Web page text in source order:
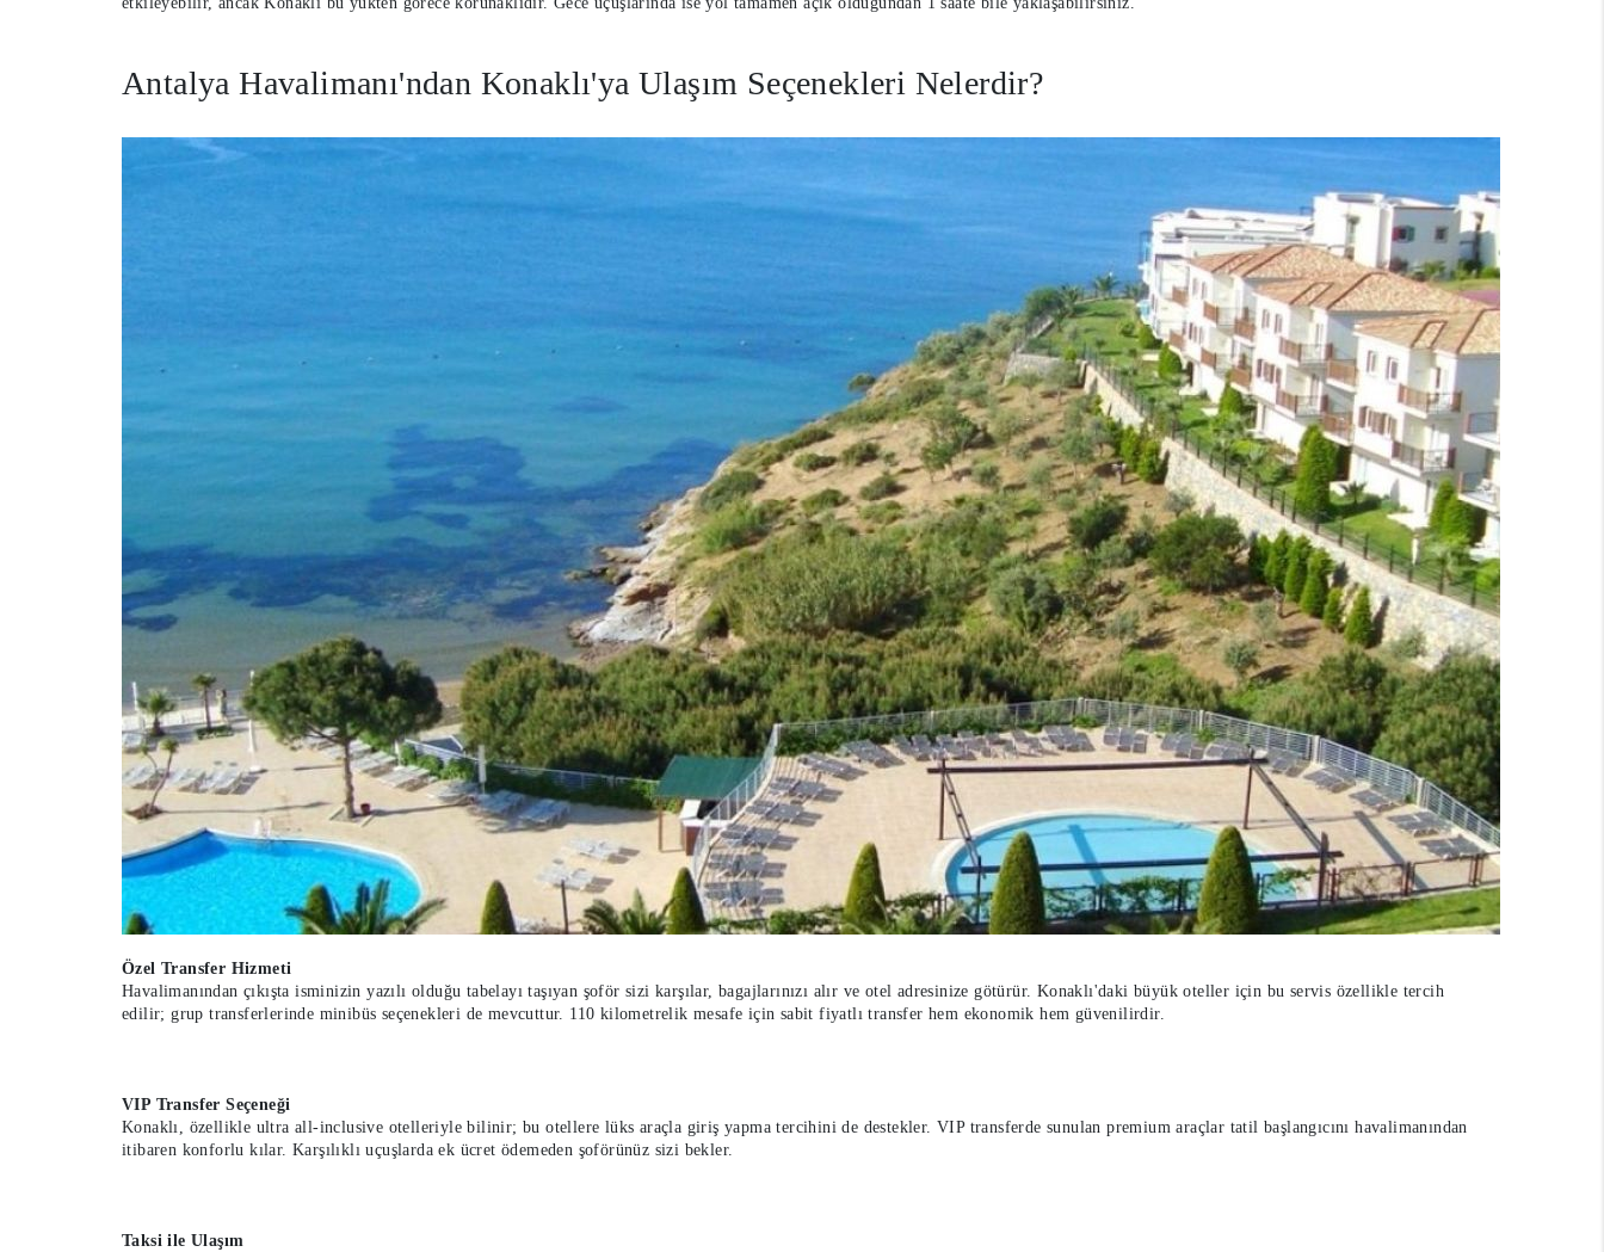
Antalya Havalimanı'ndan Konaklı'ya Ulaşım Seçenekleri Nelerdir?
Özel Transfer Hizmeti
Havalimanından çıkışta isminizin yazılı olduğu tabelayı taşıyan şoför sizi karşılar, bagajlarınızı alır ve otel adresinize götürür. Konaklı'daki büyük oteller için bu servis özellikle tercih
edilir; grup transferlerinde minibüs seçenekleri de mevcuttur. 110 kilometrelik mesafe için sabit fiyatlı transfer hem ekonomik hem güvenilirdir.
VIP Transfer Seçeneği
Konaklı, özellikle ultra all-inclusive otelleriyle bilinir; bu otellere lüks araçla giriş yapma tercihini de destekler. VIP transferde sunulan premium araçlar tatil başlangıcını havalimanından
itibaren konforlu kılar. Karşılıklı uçuşlarda ek ücret ödemeden şoförünüz sizi bekler.
Taksi ile Ulaşım